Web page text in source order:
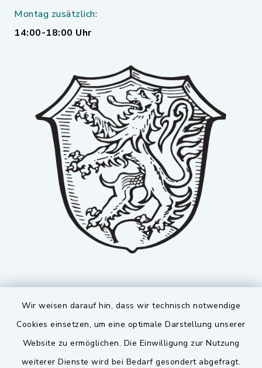
Wir weisen darauf hin, dass wir technisch notwendige
Cookies einsetzen, um eine optimale Darstellung unserer
Website zu ermöglichen. Die Einwilligung zur Nutzung
weiterer Dienste wird bei Bedarf gesondert abgefragt.
Montag zusätzlich:
14:00-18:00 Uhr